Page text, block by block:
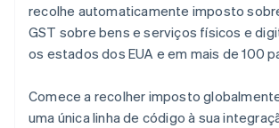
recolhe automaticamente imposto
GST sobre bens e serviços físicos e
os estados dos EUA e em mais de 100
Comece a recolher imposto
uma única linha de código à sua